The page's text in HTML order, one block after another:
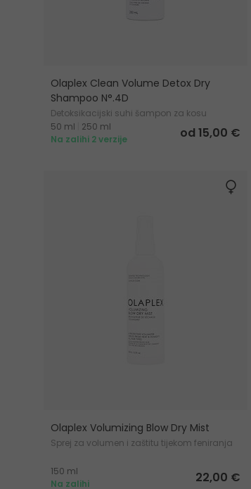
Olaplex Clean Volume Detox Dry
Shampoo N°.4D
Detoksikacijski suhi šampon za kosu
50 ml
250 ml
Na zalihi 2 verzije
od 15,00 €
Olaplex Volumizing Blow Dry Mist
Sprej za volumen i zaštitu tijekom feniranja
150 ml
Na zalihi
22,00 €